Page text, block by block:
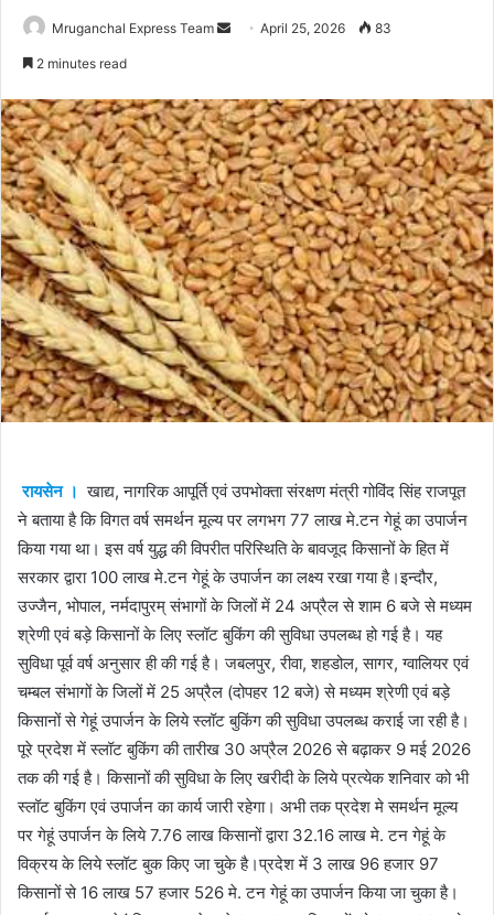
Mruganchal Express Team
Send April 25, 2026 83
2 minutes read
रायसेन । खाद्य, नागरिक आपूर्ति एवं उपभोक्ता संरक्षण मंत्री गोविंद सिंह राजपूत
ने बताया है कि विगत वर्ष समर्थन मूल्य पर लगभग 77 लाख मे.टन गेहूं का उपार्जन
किया गया था। इस वर्ष युद्ध की विपरीत परिस्थिति के बावजूद किसानों के हित में
सरकार द्वारा 100 लाख मे.टन गेहूं के उपार्जन का लक्ष्य रखा गया है।इन्दौर,
उज्जैन, भोपाल, नर्मदापुरम् संभागों के जिलों में 24 अप्रैल से शाम 6 बजे से मध्यम
श्रेणी एवं बड़े किसानों के लिए स्लॉट बुकिंग की सुविधा उपलब्ध हो गई है। यह
सुविधा पूर्व वर्ष अनुसार ही की गई है। जबलपुर, रीवा, शहडोल, सागर, ग्वालियर एवं
चम्बल संभागों के जिलों में 25 अप्रैल (दोपहर 12 बजे) से मध्यम श्रेणी एवं बड़े
किसानों से गेहूं उपार्जन के लिये स्लॉट बुकिंग की सुविधा उपलब्ध कराई जा रही है।
पूरे प्रदेश में स्लॉट बुकिंग की तारीख 30 अप्रैल 2026 से बढ़ाकर 9 मई 2026
तक की गई है। किसानों की सुविधा के लिए खरीदी के लिये प्रत्येक शनिवार को भी
स्लॉट बुकिंग एवं उपार्जन का कार्य जारी रहेगा। अभी तक प्रदेश मे समर्थन मूल्य
पर गेहूं उपार्जन के लिये 7.76 लाख किसानों द्वारा 32.16 लाख मे. टन गेहूं के
विक्रय के लिये स्लॉट बुक किए जा चुके है।प्रदेश में 3 लाख 96 हजार 97
किसानों से 16 लाख 57 हजार 526 मे. टन गेहूं का उपार्जन किया जा चुका है।